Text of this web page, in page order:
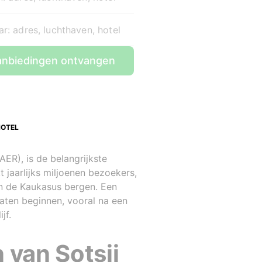
adres, luchthaven, hotel
ontvangen
is de belangrijkste
miljoenen bezoekers,
Kaukasus bergen. Een
beginnen, vooral na een
van Sotsji